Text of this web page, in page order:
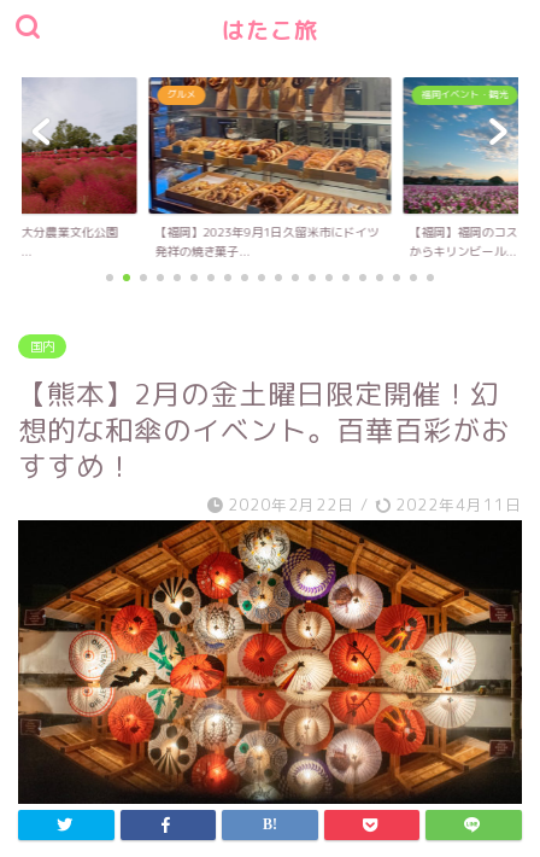
はたこ旅
！大分農業文化公園
キ...
グルメ
【福岡】2023年9月1日久留米市にドイツ
発祥の焼き菓子...
福岡イベント・観光
【福岡】福岡のコスモ
からキリンビール...
国内
【熊本】2月の金土曜日限定開催！幻
想的な和傘のイベント。百華百彩がお
すすめ！
2020年2月22日 / 2022年4月11日